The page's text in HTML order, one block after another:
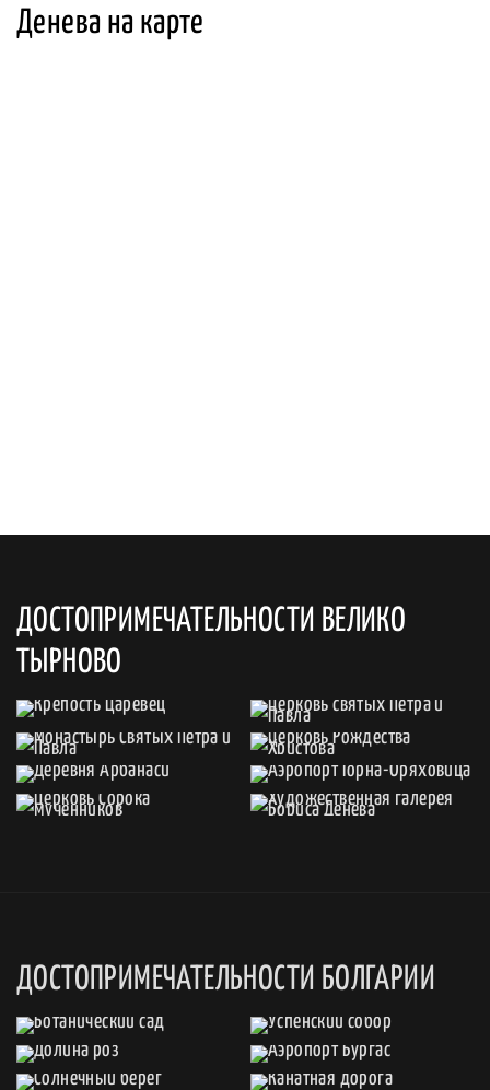
Денева на карте
ДОСТОПРИМЕЧАТЕЛЬНОСТИ ВЕЛИКО
ТЫРНОВО
ДОСТОПРИМЕЧАТЕЛЬНОСТИ БОЛГАРИИ